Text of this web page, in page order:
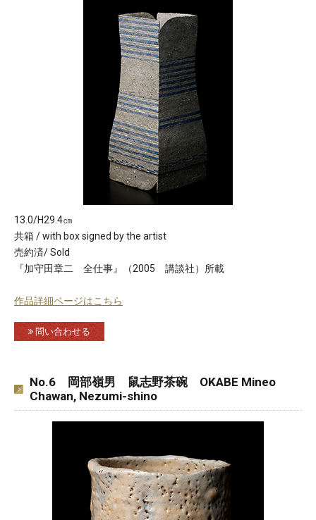
13.0/H29.4㎝
共箱 / with box signed by the artist
売約済/ Sold
『加守田章二 全仕事』（2005 講談社）所載
作品詳細ページはこちら
問い合わせる
No.6 岡部嶺男 鼠志野茶碗 OKABE Mineo
Chawan, Nezumi-shino